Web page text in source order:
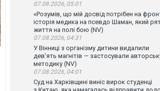
07.08.2026, 05:01
«Розумів, що мій досвід потрібен на
історія медика на псевдо Шаман, який
життя на полі бою (NV)
07.08.2026, 04:31
У Вінниці з організму дитини видалили
дев’ять магнітів — застосували
методику (NV)
07.08.2026, 04:01
Суд на Харківщині виніс вирок студенці